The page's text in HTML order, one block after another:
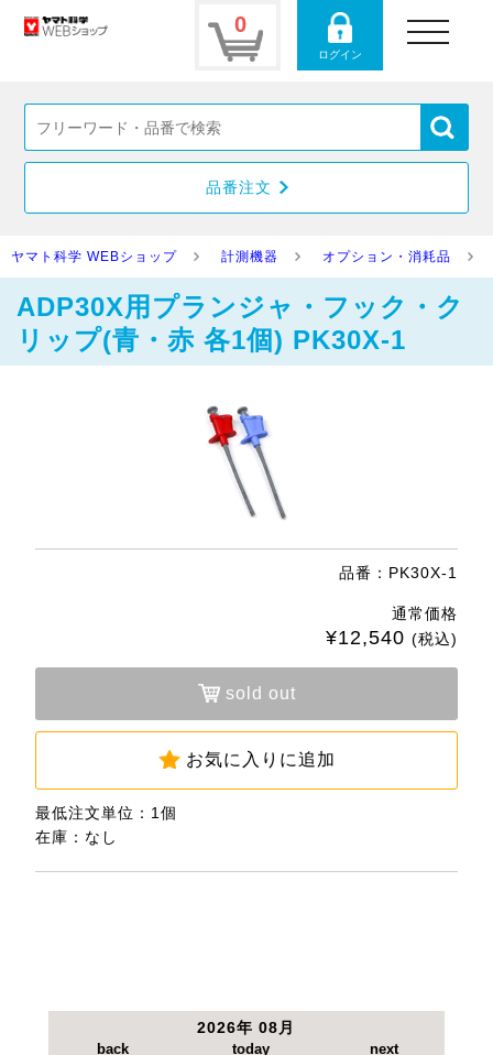
0
ログイン
toggle
navigation
品番注文
ヤマト科学 WEBショップ 計測機器 オプション・消耗品
ADP30X用プランジャ・フック・ク
リップ(青・赤 各1個) PK30X-1
品番：PK30X-1
通常価格
¥12,540 (税込)
sold out
お気に入りに追加
最低注文単位：1個
在庫：なし
2026年 08月